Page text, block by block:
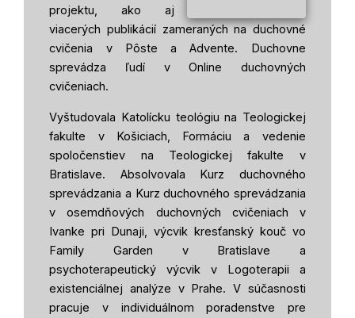
projektu, ako aj
viacerých publikácií zameraných na duchovné
cvičenia v Pôste a Advente. Duchovne
sprevádza ľudí v Online duchovných
cvičeniach.
Vyštudovala Katolícku teológiu na Teologickej
fakulte v Košiciach, Formáciu a vedenie
spoločenstiev na Teologickej fakulte v
Bratislave. Absolvovala Kurz duchovného
sprevádzania a Kurz duchovného sprevádzania
v osemdňových duchovných cvičeniach v
Ivanke pri Dunaji, výcvik kresťanský kouč vo
Family Garden v Bratislave a
psychoterapeutický výcvik v Logoterapii a
existenciálnej analýze v Prahe. V súčasnosti
pracuje v individuálnom poradenstve pre